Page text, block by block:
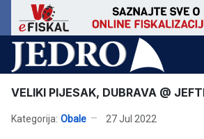
VELIKI PIJESAK, DUBRAVA @
Kategorija: Obale 27 Jul 2022